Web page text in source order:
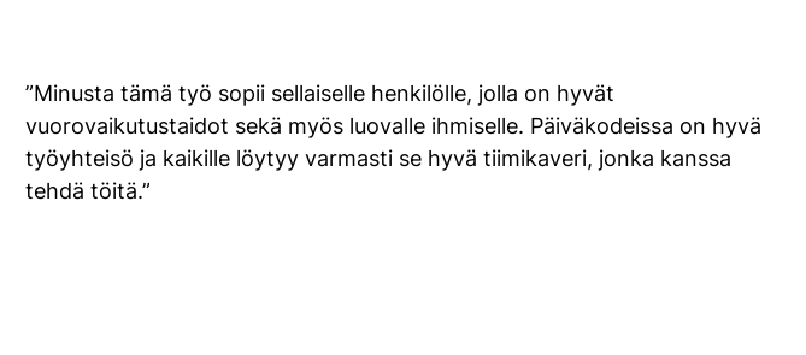
”Minusta tämä työ sopii sellaiselle henkilölle, jolla on hyvät
vuorovaikutustaidot sekä myös luovalle ihmiselle. Päiväkodeissa on hyvä
työyhteisö ja kaikille löytyy varmasti se hyvä tiimikaveri, jonka kanssa
tehdä töitä.”